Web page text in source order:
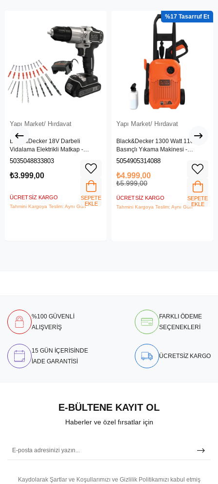
Yapı Market/ Hırdavat
Black&Decker 18V Darbeli
Vidalama Elektrikli Matkap -
BDCHD18SC1K-QW
5035048833803
₺3.999,00
ÜCRETSIZ KARGO
Tahmini Kargoya Teslim: Aynı Gün
SEPETE
EKLE
Yapı Market/ Hırdavat
Black&Decker 1300 Watt 110 Bar
Basınçlı Yıkama Makinesi -
(BEPW1300L-QS)
5054905314088
₺4.999,00
₺5.999,00
ÜCRETSIZ KARGO
Tahmini Kargoya Teslim: Aynı Gün
%17
SEPETE
EKLE
%100 GÜVENLİ
ALIŞVERİŞ
FARKLI ÖDEME
SEÇENEKLERİ
15 GÜN İÇERİSİNDE
İADE GARANTİSİ
ÜCRETSİZ KARGO
E-BÜLTENE KAYIT OL
Haberler ve özel fırsatlar için
Kaydolarak Şartlar ve Koşullarımızı ve Gizlilik Politikamızı kabul etmiş